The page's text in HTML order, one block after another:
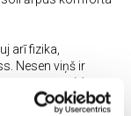
arī fizika,
Nesen viņš ir
pamatus. Mēs
mācās tik